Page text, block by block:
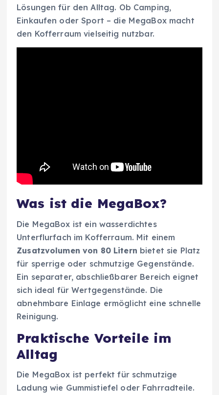
Lösungen für den Alltag. Ob Camping,
Einkaufen oder Sport – die MegaBox macht
den Kofferraum vielseitig nutzbar.
Was ist die MegaBox?
Die MegaBox ist ein wasserdichtes
Unterflurfach im Kofferraum. Mit einem
Zusatzvolumen von 80 Litern bietet sie Platz
für sperrige oder schmutzige Gegenstände.
Ein separater, abschließbarer Bereich eignet
sich ideal für Wertgegenstände. Die
abnehmbare Einlage ermöglicht eine schnelle
Reinigung.
Praktische Vorteile im
Alltag
Die MegaBox ist perfekt für schmutzige
Ladung wie Gummistiefel oder Fahrradteile.